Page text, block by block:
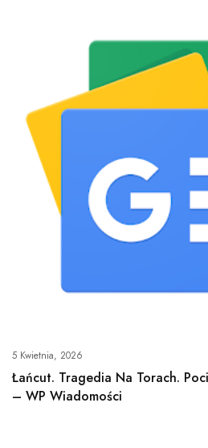
5 Kwietnia, 2026
Łańcut. Tragedia Na Torach.
– WP Wiadomości